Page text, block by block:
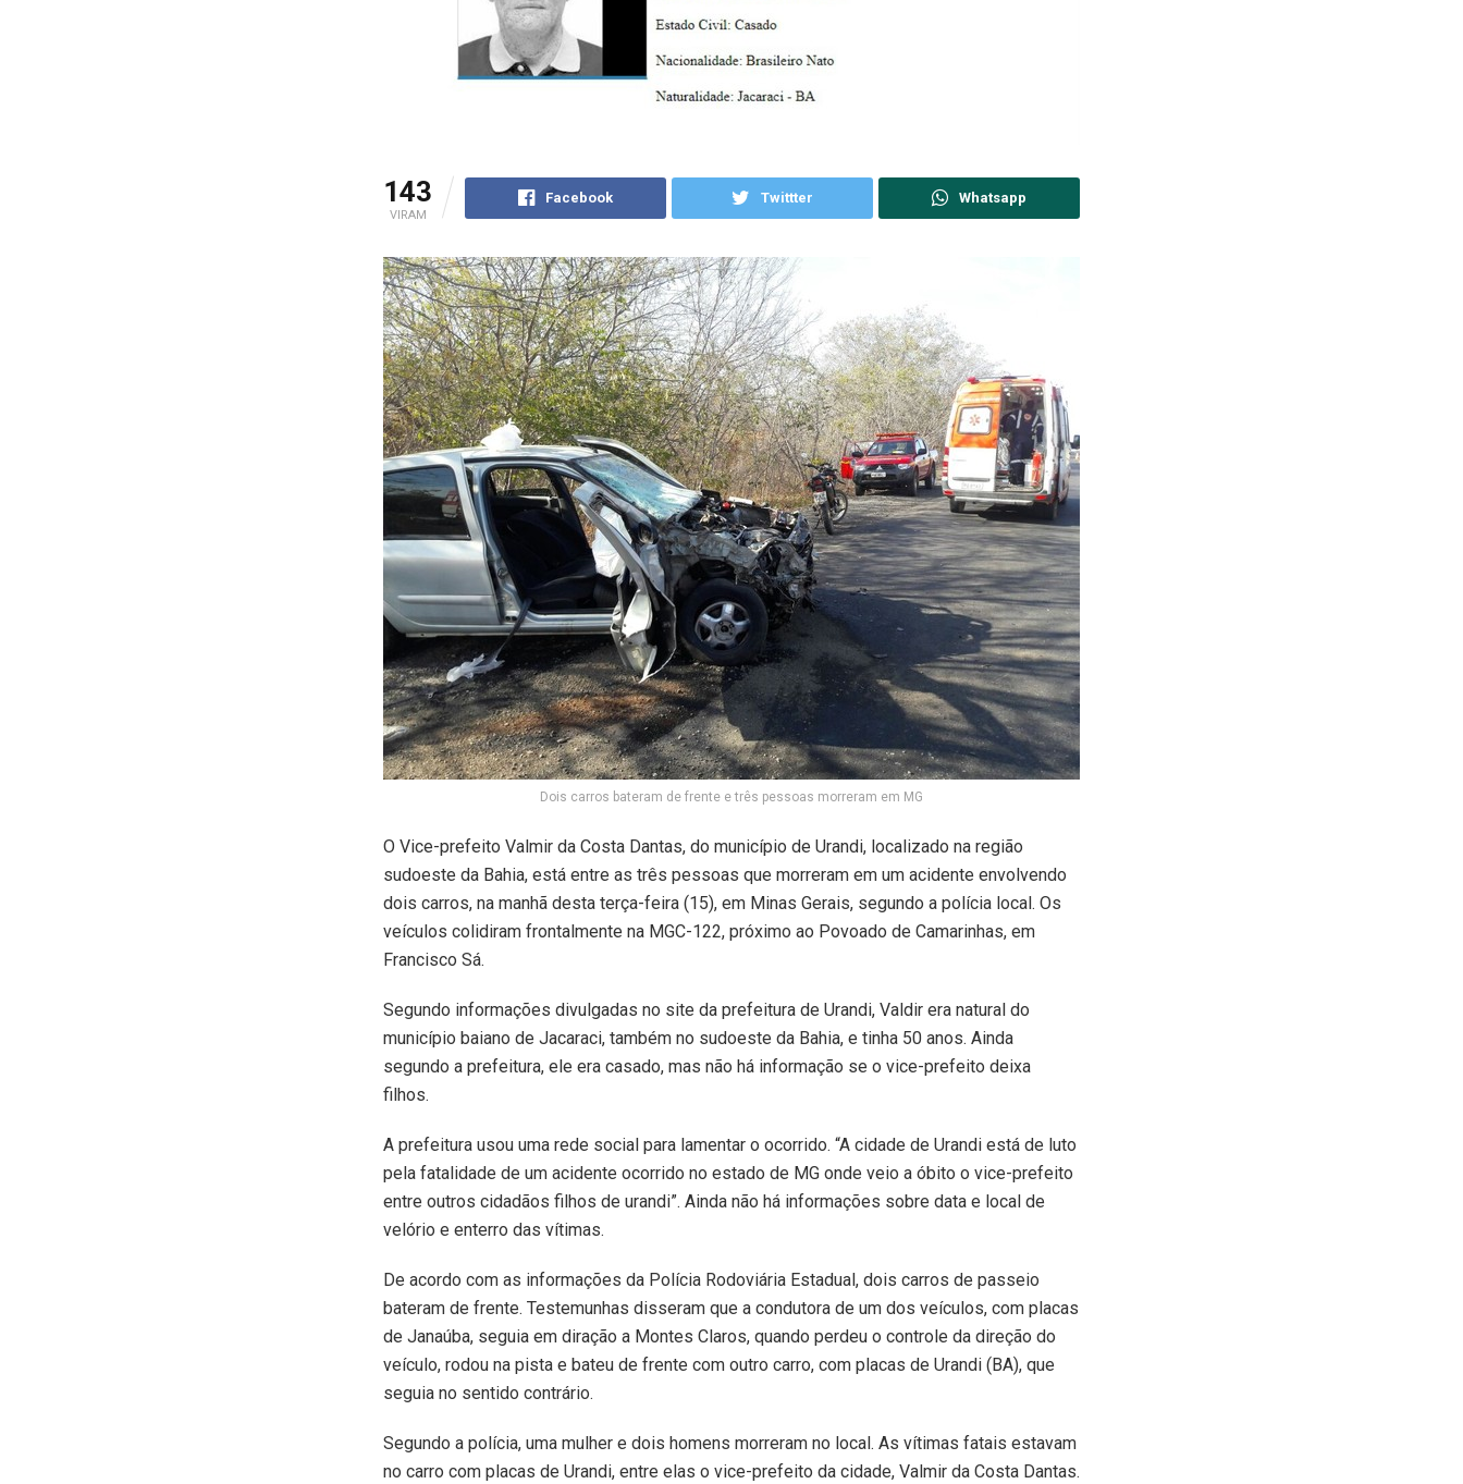
143
VIRAM
Facebook Twittter Whatsapp
Dois carros bateram de frente e três pessoas morreram em MG
O Vice-prefeito Valmir da Costa Dantas, do município de Urandi, localizado na região
sudoeste da Bahia, está entre as três pessoas que morreram em um acidente envolvendo
dois carros, na manhã desta terça-feira (15), em Minas Gerais, segundo a polícia local. Os
veículos colidiram frontalmente na MGC-122, próximo ao Povoado de Camarinhas, em
Francisco Sá.
Segundo informações divulgadas no site da prefeitura de Urandi, Valdir era natural do
município baiano de Jacaraci, também no sudoeste da Bahia, e tinha 50 anos. Ainda
segundo a prefeitura, ele era casado, mas não há informação se o vice-prefeito deixa
filhos.
A prefeitura usou uma rede social para lamentar o ocorrido. “A cidade de Urandi está de luto
pela fatalidade de um acidente ocorrido no estado de MG onde veio a óbito o vice-prefeito
entre outros cidadãos filhos de urandi”. Ainda não há informações sobre data e local de
velório e enterro das vítimas.
De acordo com as informações da Polícia Rodoviária Estadual, dois carros de passeio
bateram de frente. Testemunhas disseram que a condutora de um dos veículos, com placas
de Janaúba, seguia em diração a Montes Claros, quando perdeu o controle da direção do
veículo, rodou na pista e bateu de frente com outro carro, com placas de Urandi (BA), que
seguia no sentido contrário.
Segundo a polícia, uma mulher e dois homens morreram no local. As vítimas fatais estavam
no carro com placas de Urandi, entre elas o vice-prefeito da cidade, Valmir da Costa Dantas.